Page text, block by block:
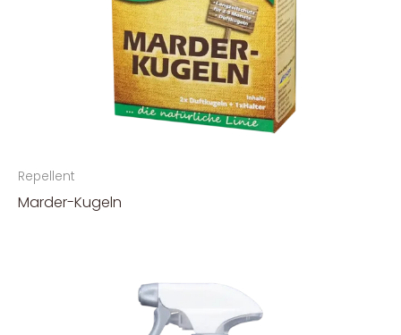
Repellent
Marder-Kugeln